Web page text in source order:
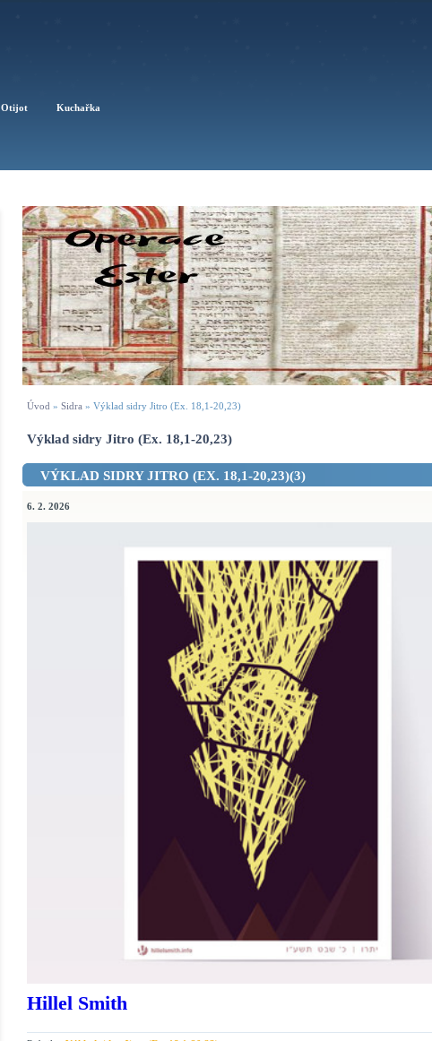
Úvod » Sidra » Výklad sidry Jitro (Ex. 18,1-20,23)
Výklad sidry Jitro (Ex. 18,1-20,23)
VÝKLAD SIDRY JITRO (EX. 18,1-20,23)(3)
6. 2. 2026
Hillel Smith
Otijot Kuchařka